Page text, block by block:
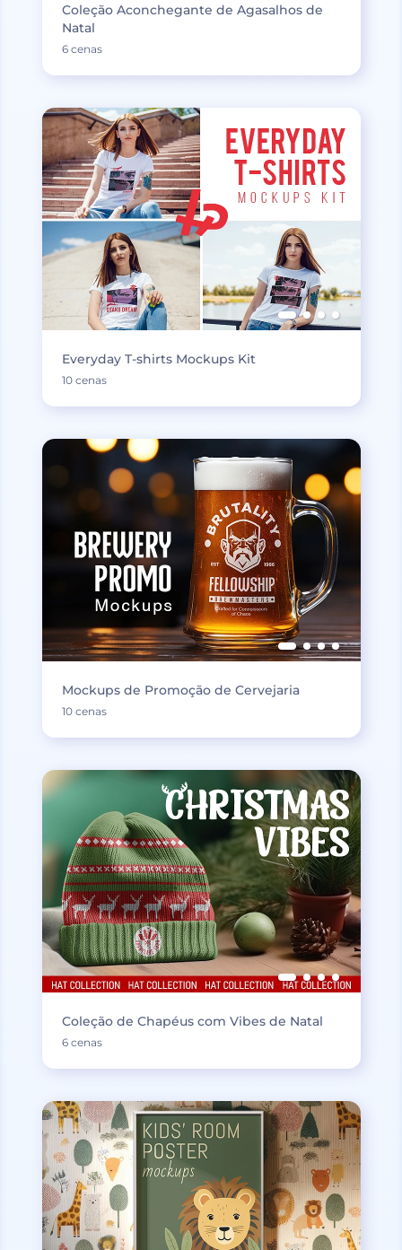
Coleção Aconchegante de Agasalhos de
Natal
6 cenas
Everyday T-shirts Mockups Kit
10 cenas
Mockups de Promoção de Cervejaria
10 cenas
Coleção de Chapéus com Vibes de Natal
6 cenas